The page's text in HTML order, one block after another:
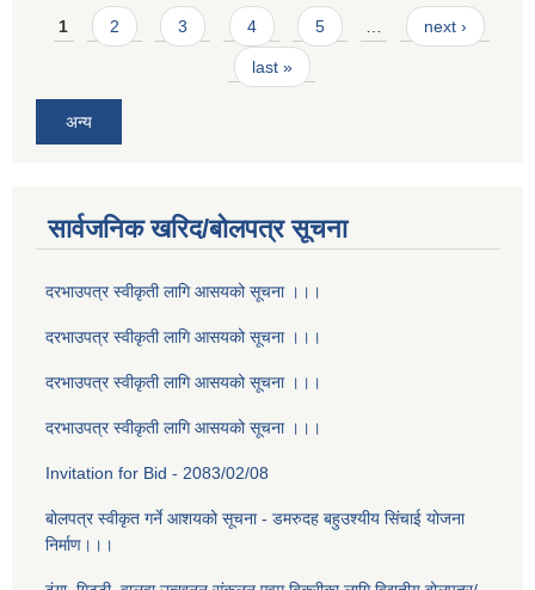
Pages
1 2 3 4 5 next ›
last »
अन्य
सार्वजनिक खरिद/बोलपत्र सूचना
दरभाउपत्र स्वीकृती लागि आसयको सूचना ।।।
दरभाउपत्र स्वीकृती लागि आसयको सूचना ।।।
दरभाउपत्र स्वीकृती लागि आसयको सूचना ।।।
दरभाउपत्र स्वीकृती लागि आसयको सूचना ।।।
Invitation for Bid - 2083/02/08
बोलपत्र स्वीकृत गर्ने आशयको सूचना - डमरुदह बहुउश्यीय सिंचाई योजना
निर्माण।।।